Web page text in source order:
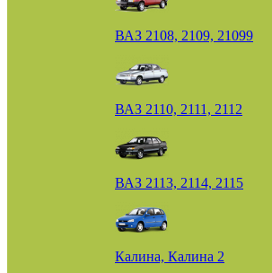
ВАЗ 2108, 2109, 21099
ВАЗ 2110, 2111, 2112
ВАЗ 2113, 2114, 2115
Калина, Калина 2